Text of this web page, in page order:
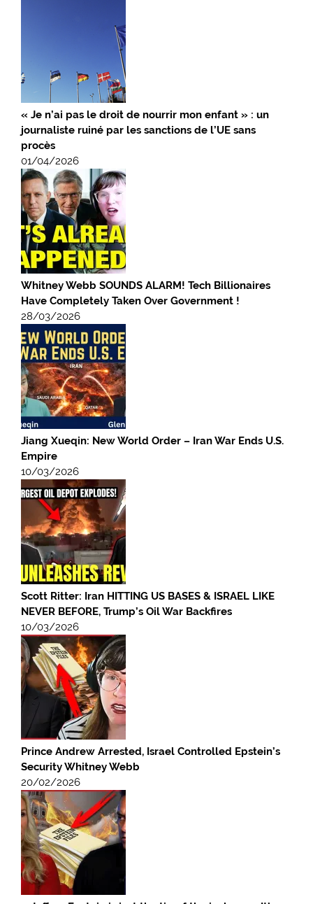
« Je n’ai pas le droit de nourrir mon enfant » : un
journaliste ruiné par les sanctions de l’UE sans
procès
01/04/2026
Whitney Webb SOUNDS ALARM! Tech Billionaires
Have Completely Taken Over Government !
28/03/2026
Jiang Xueqin: New World Order – Iran War Ends U.S.
Empire
10/03/2026
Scott Ritter: Iran HITTING US BASES & ISRAEL LIKE
NEVER BEFORE, Trump’s Oil War Backfires
10/03/2026
Prince Andrew Arrested, Israel Controlled Epstein’s
Security Whitney Webb
20/02/2026